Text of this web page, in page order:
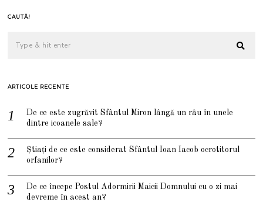
CAUTĂ!
ARTICOLE RECENTE
De ce este zugrăvit Sfântul Miron lângă un râu în unele
dintre icoanele sale?
Știați de ce este considerat Sfântul Ioan Iacob ocrotitorul
orfanilor?
De ce începe Postul Adormirii Maicii Domnului cu o zi mai
devreme în acest an?